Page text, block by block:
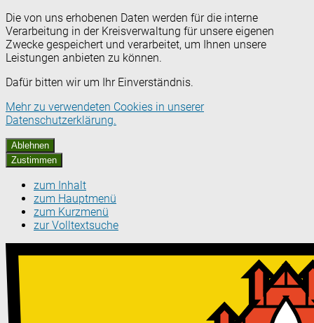
Die von uns erhobenen Daten werden für die interne
Verarbeitung in der Kreisverwaltung für unsere eigenen
Zwecke gespeichert und verarbeitet, um Ihnen unsere
Leistungen anbieten zu können.
Dafür bitten wir um Ihr Einverständnis.
Mehr zu verwendeten Cookies in unserer
Datenschutzerklärung.
Ablehnen
Zustimmen
zum Inhalt
zum Hauptmenü
zum Kurzmenü
zur Volltextsuche